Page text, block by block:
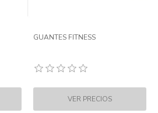
GUANTES FITNESS